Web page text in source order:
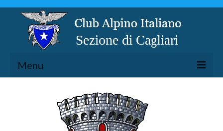
Menu
ESCURSIONISMO